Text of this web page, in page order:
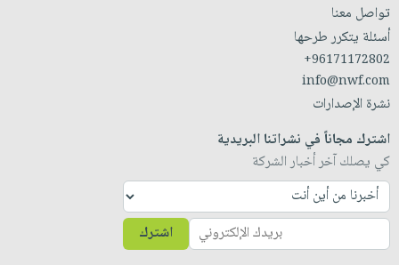
تواصل معنا
أسئلة يتكرر طرحها
+96171172802
info@nwf.com
نشرة الإصدارات
اشترك مجاناً في نشراتنا البريدية
كي يصلك آخر أخبار الشركة
اشترك